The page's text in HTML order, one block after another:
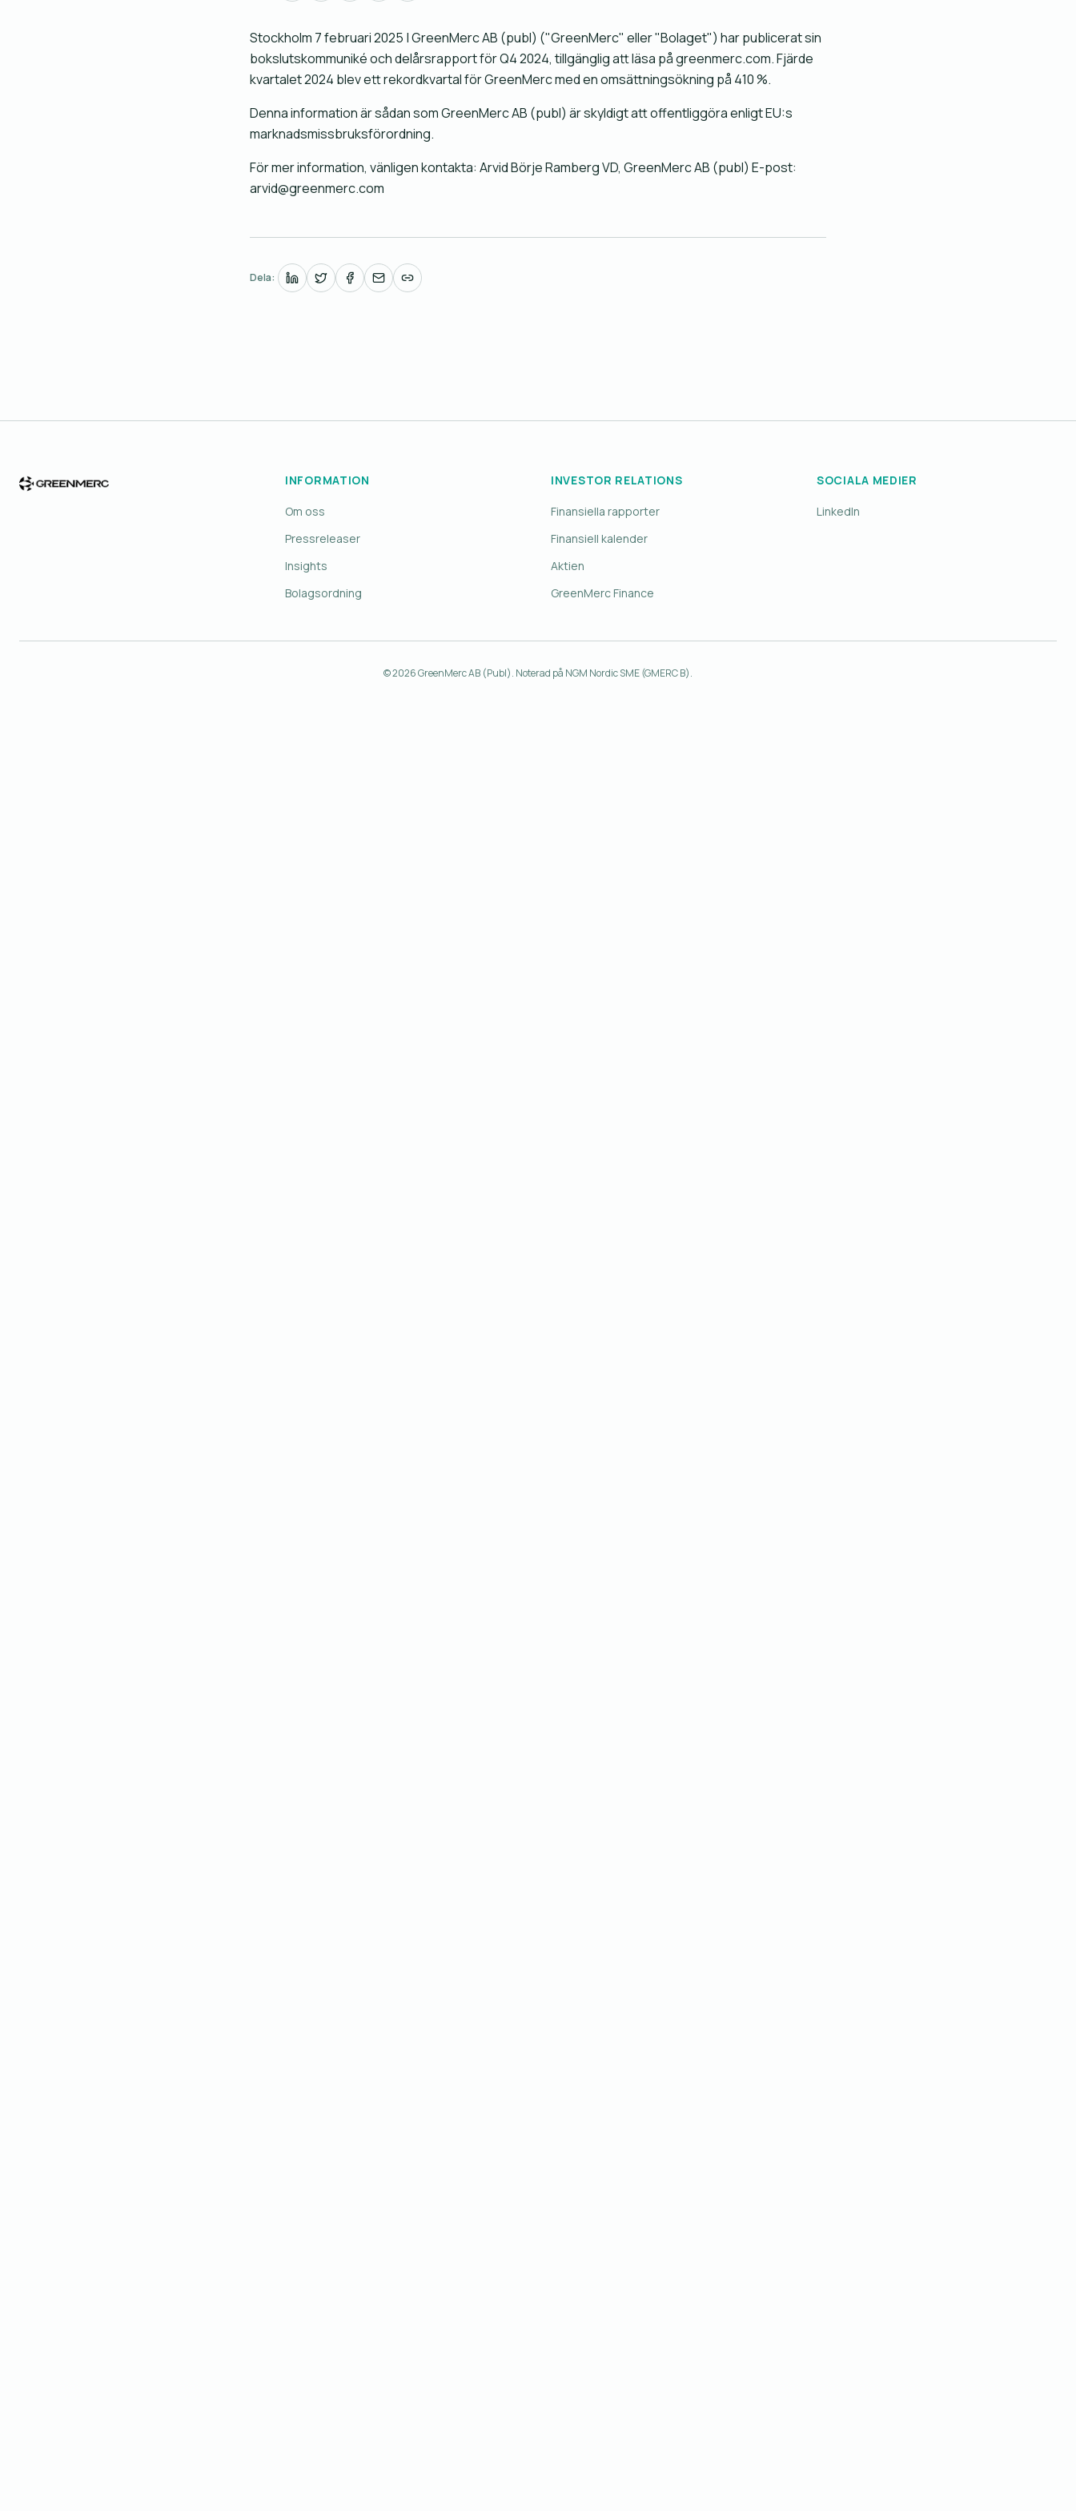
Stockholm 7 februari 2025 | GreenMerc AB (publ) ("GreenMerc" eller "Bolaget") har publicerat sin
bokslutskommuniké och delårsrapport för Q4 2024, tillgänglig att läsa på greenmerc.com. Fjärde
kvartalet 2024 blev ett rekordkvartal för GreenMerc med en omsättningsökning på 410 %.
Denna information är sådan som GreenMerc AB (publ) är skyldigt att offentliggöra enligt EU:s
marknadsmissbruksförordning.
För mer information, vänligen kontakta: Arvid Börje Ramberg VD, GreenMerc AB (publ) E-post:
arvid@greenmerc.com
Dela:
INFORMATION
Om oss
Pressreleaser
Insights
Bolagsordning
INVESTOR RELATIONS
Finansiella rapporter
Finansiell kalender
Aktien
GreenMerc Finance
SOCIALA MEDIER
LinkedIn
© 2026 GreenMerc AB (Publ). Noterad på NGM Nordic SME (GMERC B).